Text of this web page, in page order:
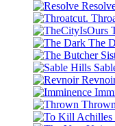
The
Thrown